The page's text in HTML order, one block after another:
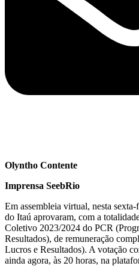
Olyntho Contente
Imprensa SeebRio
Em assembleia virtual, nesta
do Itaú aprovaram, com a
Coletivo 2023/2024 do PCR
Resultados), de remuneração
Lucros e Resultados). A votação
ainda agora, às 20 horas, na